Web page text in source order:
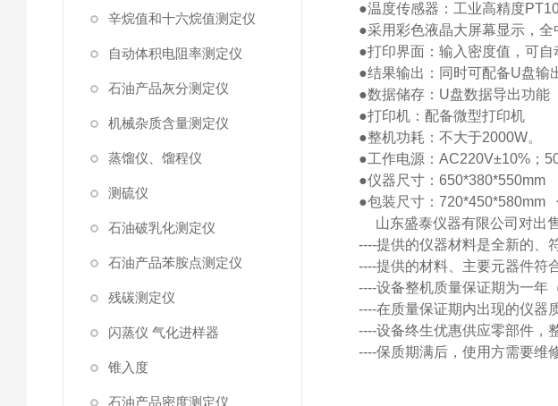
辛烷值和十六烷值测定仪
自动体积电阻率测定仪
石油产品灰分测定仪
机械杂质含量测定仪
蒸馏仪、馏程仪
测硫仪
石油破乳化测定仪
石油产品苯胺点测定仪
残碳测定仪
闪蒸仪 气化进样器
锥入度
石油产品密度测定仪
●温度传感器：工业高精度
●采用彩色液晶大屏幕显示，全
●打印界面：输入密度值，可自
●结果输出：同时可配备U盘输
●数据储存：U盘数据导出功能
●打印机：配备微型打印机
●整机功耗：不大于2000W。
●工作电源：AC220V±10%；
●仪器尺寸：650*380*550mm
●包装尺寸：720*450*580mm
山东盛泰仪器有限公司对出
----提供的仪器材料是全新的、
----提供的材料、主要元器件符
----设备整机质量保证期为一年
----在质量保证期内出现的仪器
----设备终生优惠供应零部件，
----保质期满后，使用方需要维